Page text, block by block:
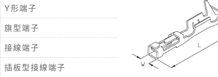
Y形端子
旗型端子
接線端子
插板型接線端子